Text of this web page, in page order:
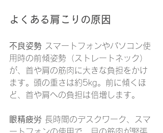
よくある肩こりの原因
不良姿勢 スマートフォンやパソコン使
用時の前傾姿勢（ストレートネック）
が、首や肩の筋肉に大きな負担をかけ
ます。頭の重さは約5kg。前に傾くほ
ど、首や肩への負担は倍増します。
眼精疲労 長時間のデスクワーク、スマ